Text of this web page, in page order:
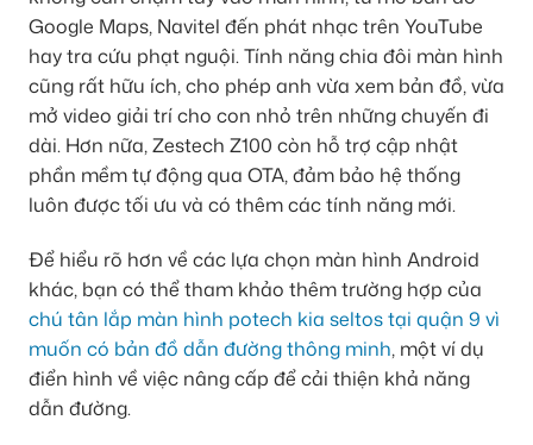
Google Maps, Navitel đến phát nhạc trên YouTube
hay tra cứu phạt nguội. Tính năng chia đôi màn hình
cũng rất hữu ích, cho phép anh vừa xem bản đồ, vừa
mở video giải trí cho con nhỏ trên những chuyến đi
dài. Hơn nữa, Zestech Z100 còn hỗ trợ cập nhật
phần mềm tự động qua OTA, đảm bảo hệ thống
luôn được tối ưu và có thêm các tính năng mới.
Để hiểu rõ hơn về các lựa chọn màn hình Android
khác, bạn có thể tham khảo thêm trường hợp của
chú tân lắp màn hình potech kia seltos tại quận 9 vì
muốn có bản đồ dẫn đường thông minh, một ví dụ
điển hình về việc nâng cấp để cải thiện khả năng
dẫn đường.